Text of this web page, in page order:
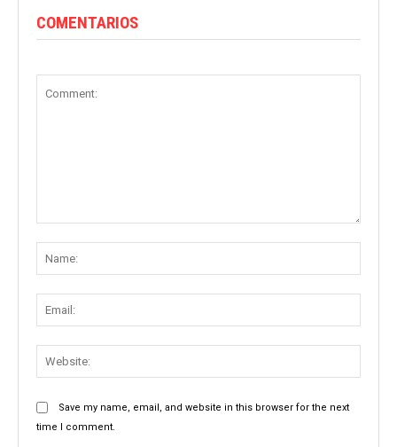
COMENTARIOS
Save my name, email, and website in this browser for the next
time I comment.